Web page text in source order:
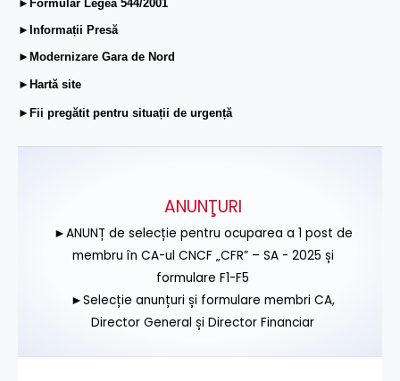
►Formular Legea 544/2001
►Informații Presă
►Modernizare Gara de Nord
►Hartă site
►Fii pregătit pentru situații de urgență
ANUNŢURI
►ANUNȚ de selecție pentru ocuparea a 1 post de
membru în CA-ul CNCF „CFR” – SA - 2025 și
formulare F1-F5
►Selecție anunțuri și formulare membri CA,
Director General și Director Financiar